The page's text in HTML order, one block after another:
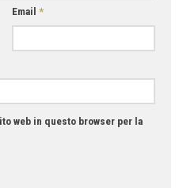
Email *
web in questo browser per la